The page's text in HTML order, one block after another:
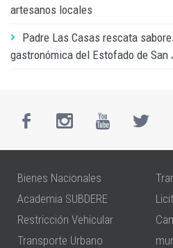
artesanos locales
Padre Las Casas rescata
gastronómica del Estofado de San
Bienes Nacionales
Academia SUBDERE
Restricción Vehicular
Transporte Urbano